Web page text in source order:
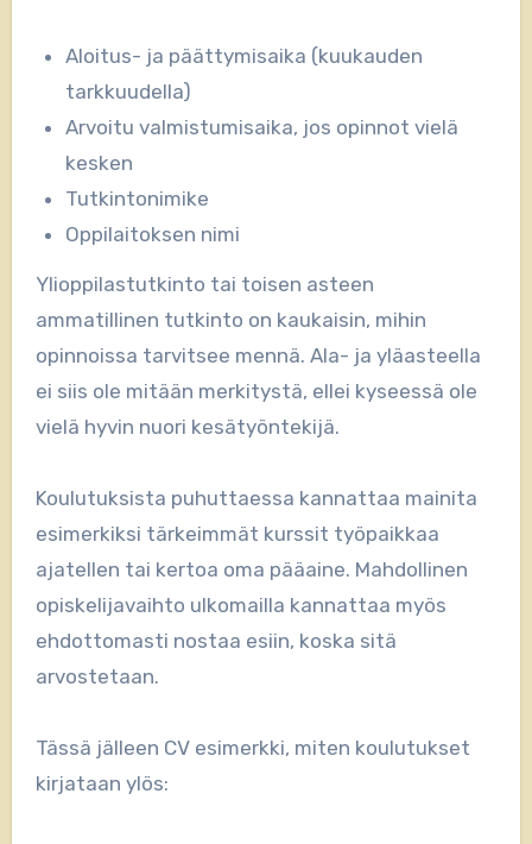
Aloitus- ja päättymisaika (kuukauden
tarkkuudella)
Arvoitu valmistumisaika, jos opinnot vielä
kesken
Tutkintonimike
Oppilaitoksen nimi
Ylioppilastutkinto tai toisen asteen
ammatillinen tutkinto on kaukaisin, mihin
opinnoissa tarvitsee mennä. Ala- ja yläasteella
ei siis ole mitään merkitystä, ellei kyseessä ole
vielä hyvin nuori kesätyöntekijä.
Koulutuksista puhuttaessa kannattaa mainita
esimerkiksi tärkeimmät kurssit työpaikkaa
ajatellen tai kertoa oma pääaine. Mahdollinen
opiskelijavaihto ulkomailla kannattaa myös
ehdottomasti nostaa esiin, koska sitä
arvostetaan.
Tässä jälleen CV esimerkki, miten koulutukset
kirjataan ylös: